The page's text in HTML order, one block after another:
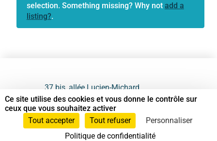
selection. Something missing? Why not add a
listing?.
37 bis, allée Lucien-Michard
93190 Livry-Gargan
06 61 87 28 09
Ce site utilise des cookies et vous donne le contrôle sur
ceux que vous souhaitez activer
Tout accepter
Tout refuser
Personnaliser
Politique de confidentialité